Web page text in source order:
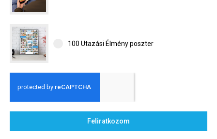
100 Utazási Élmény poszter
Feliratkozom